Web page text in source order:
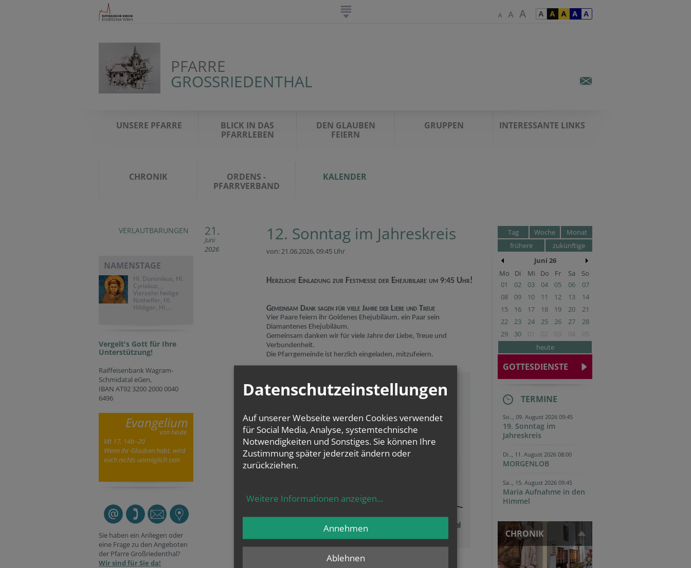
PFARRE
GROSSRIEDENTHAL
UNSERE PFARRE
BLICK IN DAS
PFARRLEBEN
DEN GLAUBEN
FEIERN
GRUPPEN INTERESSANTE LINKS
CHRONIK
ORDENS -
PFARRVERBAND
KALENDER
VERLAUTBARUNGEN
NAMENSTAGE
Hl. Dominikus, Hl.
Cyriakus, ,
Vierzehn heilige
Nothelfer, Hl.
Hildiger, Hl....
Vergelt's Gott für Ihre
Unterstützung!
Raiffeisenbank Wagram-
Schmidatal eGen,
IBAN AT92 3200 2000 0040
6496
Evangelium
von heute
Mt 17, 14b–20
Wenn ihr Glauben habt, wird
euch nichts unmöglich sein
Sie haben ein Anliegen oder
eine Frage zu den Angeboten
der Pfarre Großriedenthal?
Wir sind für Sie da!
21.
Juni
2026
12. Sonntag im Jahreskreis
von: 21.06.2026,09:45 Uhr
Herzliche Einladung zur Festmesse der Ehejubilare um 9:45 Uhr!
Gemeinsam Dank sagen für viele Jahre der Liebe und Treue
Vier Paare feiern ihr Goldenes Ehejubiläum, ein Paar sein
Diamantenes Ehejubiläum.
Gemeinsam danken wir für viele Jahre der Liebe, Treue und
Verbundenheit.
Die Pfarrgemeinde ist herzlich eingeladen, mitzufeiern.
Tag Woche
Monat
frühere
zukünftige
Juni 26
Mo
Di Mi Do Fr Sa
So
01
02 03 04 05 06
07
08
09 10 11 12 13
14
15
16 17 18 19 20
21
22
23 24 25 26 27
28
29
30 01 02 03 04
05
heute
GOTTESDIENSTE
TERMINE
So.., 09. August 2026 09:45
19. Sonntag im
Jahreskreis
Di.., 11. August 2026 08:00
MORGENLOB
Sa.., 15. August 2026 09:45
Maria Aufnahme in den
Himmel
CHRONIK
Datenschutzeinstellungen
Auf unserer Webseite werden Cookies verwendet
für Social Media, Analyse, systemtechnische
Notwendigkeiten und Sonstiges. Sie können Ihre
Zustimmung später jederzeit ändern oder
zurückziehen.
Weitere Informationen anzeigen...
Ablehnen
Annehmen